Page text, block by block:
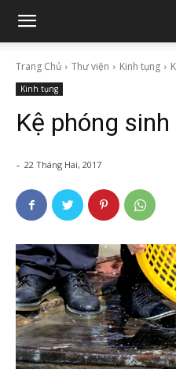
Trang Chủ Thư viện Kinh tụng
Kinh tụng
Kệ phóng sinh
- 22 Tháng Hai, 2017